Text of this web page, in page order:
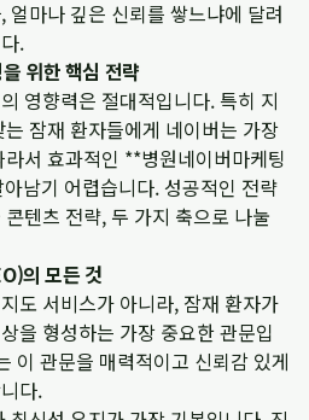
얼마나 깊은 신뢰를 쌓느냐에 달려
.
위한 핵심 전략
영향력은 절대적입니다. 특히 지
잠재 환자들에게 네이버는 가장
서 효과적인 **병원네이버마케팅
남기 어렵습니다. 성공적인 전략
텐츠 전략, 두 가지 축으로 나눌
의 모든 것
도 서비스가 아니라, 잠재 환자가
을 형성하는 가장 중요한 관문입
이 관문을 매력적이고 신뢰감 있게
다.